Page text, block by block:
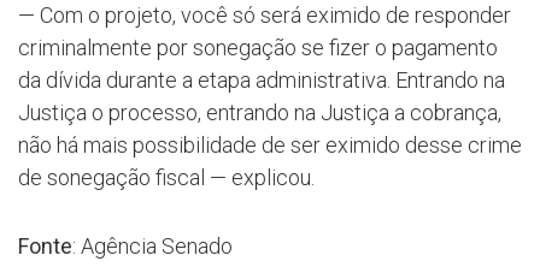
— Com o projeto, você só será eximido de responder
criminalmente por sonegação se fizer o pagamento
da dívida durante a etapa administrativa. Entrando na
Justiça o processo, entrando na Justiça a cobrança,
não há mais possibilidade de ser eximido desse crime
de sonegação fiscal — explicou.
Fonte: Agência Senado